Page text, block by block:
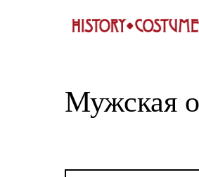
Мужская